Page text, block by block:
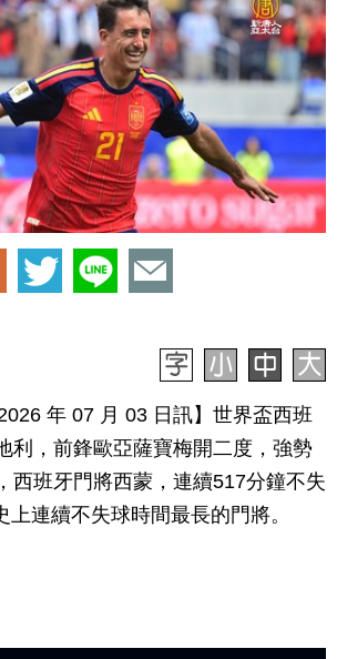
年 07 月 03 日訊】世界盃西班
利，前鋒歐亞薩寶梅開二度，強勢
西班牙門將西蒙，連續517分鐘不失
連續不失球時間最長的門將。